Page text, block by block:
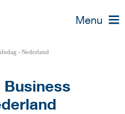
Menu
- Nederland
Business